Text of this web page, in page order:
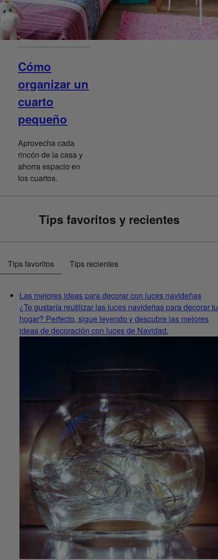
Cómo
organizar un
cuarto
pequeño
Aprovecha cada
rincón de la casa y
ahorra espacio en
los cuartos.
Tips favoritos y recientes
Tips favoritos Tips recientes
Las mejores ideas para decorar con luces navideñas
¿Te gustaría reutilizar las luces navideñas para decorar tu
hogar? Perfecto, sigue leyendo y descubre las mejores
ideas de decoración con luces de Navidad.